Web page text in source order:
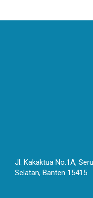
Jl. Kakaktua No.1A,
Selatan, Banten 15415